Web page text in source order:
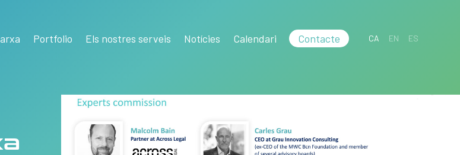
Portfolio Els nostres serveis Notícies Calendari Contacte CA EN ES